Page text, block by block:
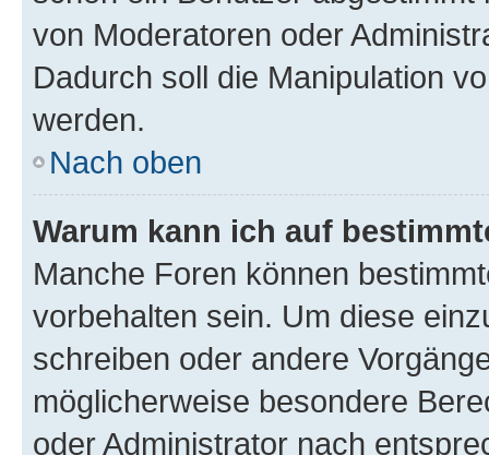
von Moderatoren oder
Dadurch soll die Manipulation
werden.
Nach oben
Warum kann ich auf
Manche Foren können
vorbehalten sein. Um diese
schreiben oder andere
möglicherweise besondere
oder Administrator nach